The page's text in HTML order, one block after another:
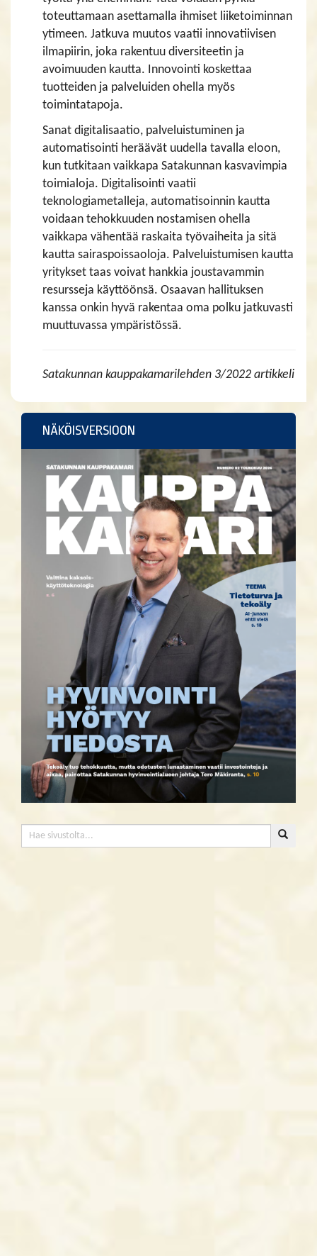
toteuttamaan asettamalla ihmiset liiketoiminnan
ytimeen. Jatkuva muutos vaatii innovatiivisen
ilmapiirin, joka rakentuu diversiteetin ja
avoimuuden kautta. Innovointi koskettaa
tuotteiden ja palveluiden ohella myös
toimintatapoja.
Sanat digitalisaatio, palveluistuminen ja
automatisointi heräävät uudella tavalla eloon,
kun tutkitaan vaikkapa Satakunnan kasvavimpia
toimialoja. Digitalisointi vaatii
teknologiametalleja, automatisoinnin kautta
voidaan tehokkuuden nostamisen ohella
vaikkapa vähentää raskaita työvaiheita ja sitä
kautta sairaspoissaoloja. Palveluistumisen kautta
yritykset taas voivat hankkia joustavammin
resursseja käyttöönsä. Osaavan hallituksen
kanssa onkin hyvä rakentaa oma polku jatkuvasti
muuttuvassa ympäristössä.
Satakunnan kauppakamarilehden 3/2022 artikkeli
NÄKÖISVERSIOON